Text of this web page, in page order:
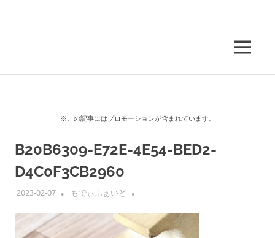
MENU
※この記事にはプロモーションが含まれています。
B20B6309-E72E-4E54-BED2-
D4C0F3CB2960
2023-02-07 もでぃふぁいど